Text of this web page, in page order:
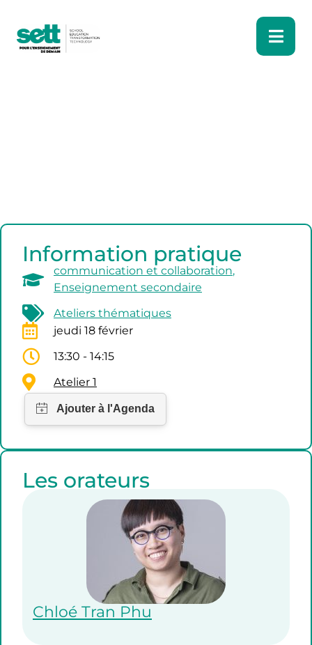
Information pratique
communication et collaboration,
Enseignement secondaire
Ateliers thématiques
jeudi 18 février
13:30 - 14:15
Atelier 1
Les orateurs
Chloé Tran Phu